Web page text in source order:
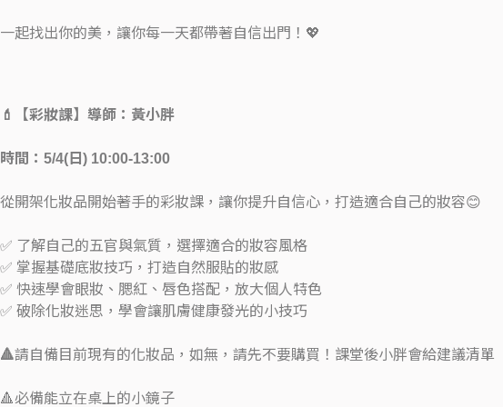
一起找出你的美，讓你每一天都帶著自信出門！💖
💄【彩妝課】導師：黃小胖
時間：5/4(日) 10:00-13:00
從開架化妝品開始著手的彩妝課，讓你提升自信心，打造適合自己的妝容😊
✅ 了解自己的五官與氣質，選擇適合的妝容風格
✅ 掌握基礎底妝技巧，打造自然服貼的妝感
✅ 快速學會眼妝、腮紅、唇色搭配，放大個人特色
✅ 破除化妝迷思，學會讓肌膚健康發光的小技巧
🔺請自備目前現有的化妝品，如無，請先不要購買！課堂後小胖會給建議清單
🔺必備能立在桌上的小鏡子